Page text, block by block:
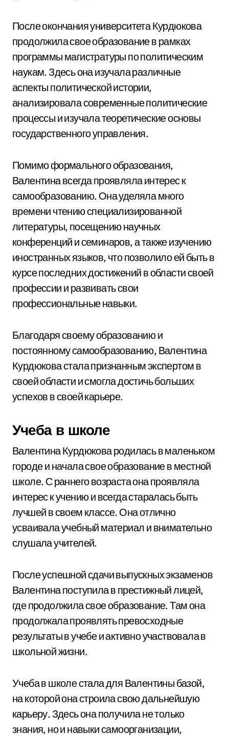
После окончания университета Курдюкова
продолжила свое образование в рамках
программы магистратуры по политическим
наукам. Здесь она изучала различные
аспекты политической истории,
анализировала современные политические
процессы и изучала теоретические основы
государственного управления.
Помимо формального образования,
Валентина всегда проявляла интерес к
самообразованию. Она уделяла много
времени чтению специализированной
литературы, посещению научных
конференций и семинаров, а также изучению
иностранных языков, что позволило ей быть в
курсе последних достижений в области своей
профессии и развивать свои
профессиональные навыки.
Благодаря своему образованию и
постоянному самообразованию, Валентина
Курдюкова стала признанным экспертом в
своей области и смогла достичь больших
успехов в своей карьере.
Учеба в школе
Валентина Курдюкова родилась в маленьком
городе и начала свое образование в местной
школе. С раннего возраста она проявляла
интерес к учению и всегда старалась быть
лучшей в своем классе. Она отлично
усваивала учебный материал и внимательно
слушала учителей.
После успешной сдачи выпускных экзаменов
Валентина поступила в престижный лицей,
где продолжила свое образование. Там она
продолжала проявлять превосходные
результаты в учебе и активно участвовала в
школьной жизни.
Учеба в школе стала для Валентины базой,
на которой она строила свою дальнейшую
карьеру. Здесь она получила не только
знания, но и навыки самоорганизации,